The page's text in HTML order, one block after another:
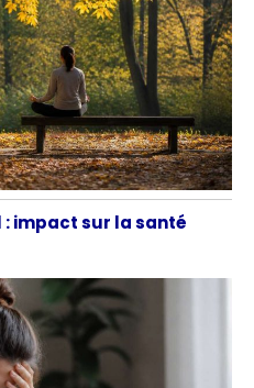
impact sur la santé